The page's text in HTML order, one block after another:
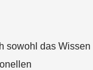
sowohl das Wissen